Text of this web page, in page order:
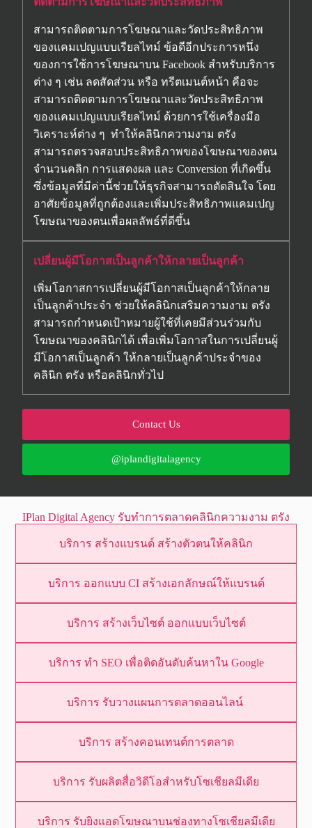
สามารถติดตามการโฆษณาและวัดประสิทธิภาพ
ของแคมเปญแบบเรียลไทม์ ข้อดีอีกประการหนึ่ง
ของการใช้การโฆษณาบน Facebook สำหรับบริการ
ต่าง ๆ เช่น ลดสัดส่วน หรือ ทรีตเมนต์หน้า คือจะ
สามารถติดตามการโฆษณาและวัดประสิทธิภาพ
ของแคมเปญแบบเรียลไทม์ ด้วยการใช้เครื่องมือ
วิเคราะห์ต่าง ๆ ทำให้คลินิกความงาม ตรัง
สามารถตรวจสอบประสิทธิภาพของโฆษณาของตน
จำนวนคลิก การแสดงผล และ Conversion ที่เกิดขึ้น
ซึ่งข้อมูลที่มีค่านี้ช่วยให้ธุรกิจสามารถตัดสินใจ โดย
อาศัยข้อมูลที่ถูกต้องและเพิ่มประสิทธิภาพแคมเปญ
โฆษณาของตนเพื่อผลลัพธ์ที่ดีขึ้น
เปลี่ยนผู้มีโอกาสเป็นลูกค้าให้กลายเป็นลูกค้า
เพิ่มโอกาสการเปลี่ยนผู้มีโอกาสเป็นลูกค้าให้กลาย
เป็นลูกค้าประจำ ช่วยให้คลินิกเสริมความงาม ตรัง
สามารถกำหนดเป้าหมายผู้ใช้ที่เคยมีส่วนร่วมกับ
โฆษณาของคลินิกได้ เพื่อเพิ่มโอกาสในการเปลี่ยนผู้
มีโอกาสเป็นลูกค้า ให้กลายเป็นลูกค้าประจำของ
คลินิก ตรัง หรือคลินิกทั่วไป
Contact Us
@iplandigitalagency
IPlan Digital Agency รับทำการตลาดคลินิกความงาม ตรัง
บริการ สร้างแบรนด์ สร้างตัวตนให้คลินิก
บริการ ออกแบบ CI สร้างเอกลักษณ์ให้แบรนด์
บริการ สร้างเว็บไซต์ ออกแบบเว็บไซต์
บริการ ทำ SEO เพื่อติดอันดับค้นหาใน Google
บริการ รับวางแผนการตลาดออนไลน์
บริการ สร้างคอนเทนต์การตลาด
บริการ รับผลิตสื่อวิดีโอสำหรับโซเชียลมีเดีย
บริการ รับยิงแอดโฆษณาบนช่องทางโซเชียลมีเดีย